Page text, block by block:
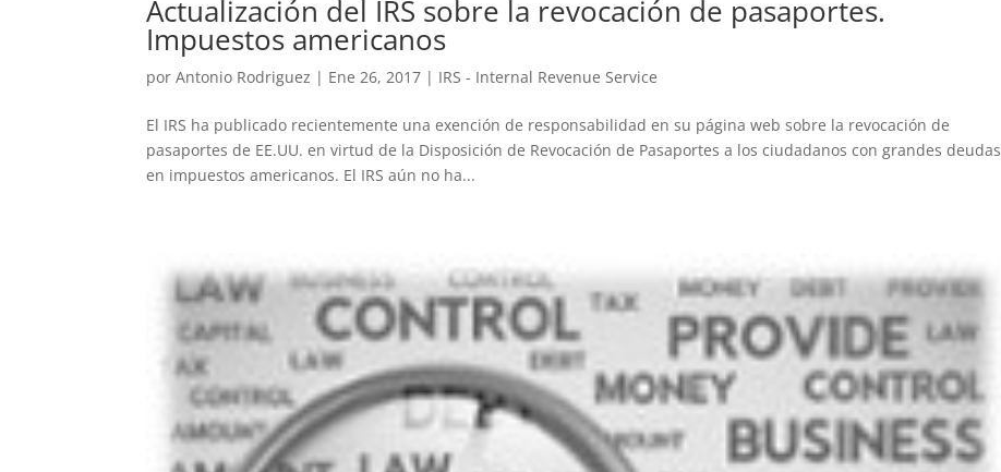
Actualización del IRS sobre la revocación de pasaportes.
Impuestos americanos
porAntonio Rodriguez | Ene 26, 2017 | IRS - Internal Revenue Service
El IRS ha publicado recientemente una exención de responsabilidad en su página web sobre la revocación de
pasaportes de EE.UU. en virtud de la Disposición de Revocación de Pasaportes a los ciudadanos con grandes deudas
en impuestos americanos. El IRS aún no ha...